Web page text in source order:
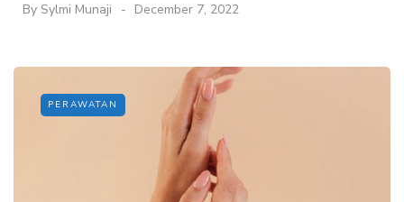
By Sylmi Munaji December 7, 2022
PERAWATAN